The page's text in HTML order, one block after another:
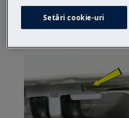
fixare a
pe una din fețe,
Setări cookie-uri